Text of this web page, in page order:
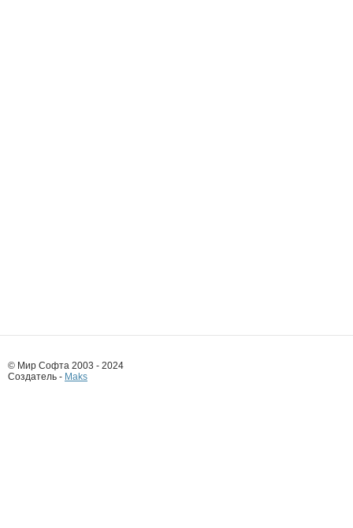
© Мир Софта 2003 - 2024
Создатель - Maks